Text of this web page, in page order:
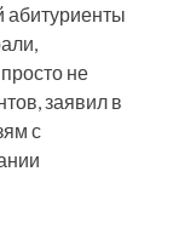
абитуриенты
не
заявил в
с